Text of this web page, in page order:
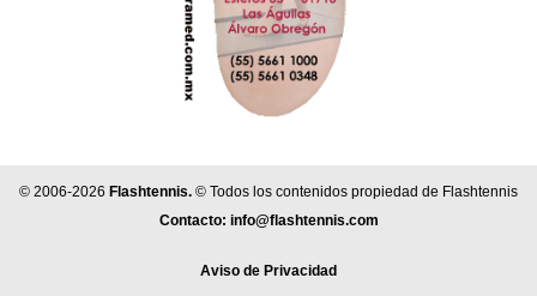
© 2006-2026 Flashtennis. © Todos los contenidos propiedad de Flashtennis
Contacto: info@flashtennis.com
Aviso de Privacidad